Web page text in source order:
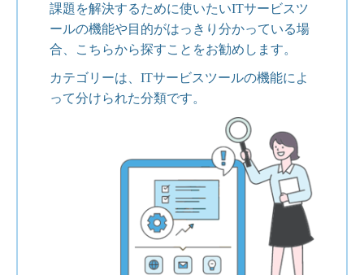
課題を解決するために使いたいITサービスツ
ールの機能や目的がはっきり分かっている場
合、こちらから探すことをお勧めします。
カテゴリーは、ITサービスツールの機能によ
って分けられた分類です。